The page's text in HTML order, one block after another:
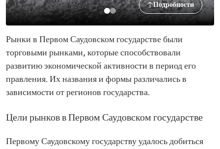
Подробности
Рынки в Первом Саудовском государстве были
торговыми рынками, которые способствовали
развитию экономической активности в период его
правления. Их названия и формы различались в
зависимости от регионов государства.
Цели рынков в Первом Саудовском государстве
Первому Саудовскому государству удалось добиться